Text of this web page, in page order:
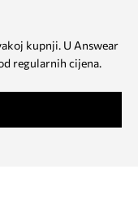
kupnji. U Answear
regularnih cijena.